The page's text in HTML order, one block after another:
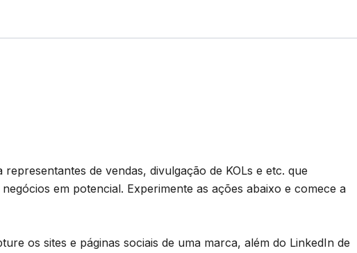
de vendas, divulgação de KOLs e etc. que
em potencial. Experimente as ações abaixo e comece a
os sites e páginas sociais de uma marca, além do LinkedIn de